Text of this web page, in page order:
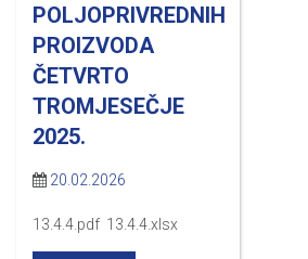
POLJOPRIVREDNIH
PROIZVODA
ČETVRTO
TROMJESEČJE
2025.
20.02.2026
13.4.4.pdf 13.4.4.xlsx